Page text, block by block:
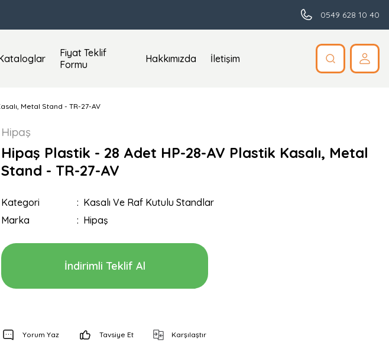
0549 628 10 40
Fiyat Teklif
Formu
Hakkımızda İletişim
Metal Stand - TR-27-AV
Hipaş
Hipaş Plastik - 28 Adet HP-28-AV Plastik Kasalı, Metal
Stand - TR-27-AV
Kategori
Kasalı Ve Raf Kutulu Standlar
Marka
Hipaş
İndirimli Teklif Al
Yorum Yaz Tavsiye Et Karşılaştır